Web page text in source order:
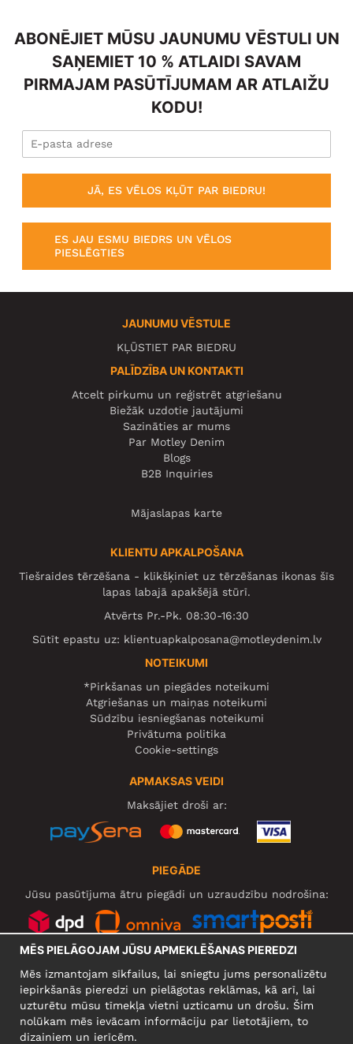
ABONĒJIET MŪSU JAUNUMU VĒSTULI UN
SAŅEMIET 10 % ATLAIDI SAVAM
PIRMAJAM PASŪTĪJUMAM AR ATLAIŽU
KODU!
JĀ, ES VĒLOS KĻŪT PAR BIEDRU!
ES JAU ESMU BIEDRS UN VĒLOS
PIESLĒGTIES
JAUNUMU VĒSTULE
KĻŪSTIET PAR BIEDRU
PALĪDZĪBA UN KONTAKTI
Atcelt pirkumu un reģistrēt atgriešanu
Biežāk uzdotie jautājumi
Sazināties ar mums
Par Motley Denim
Blogs
B2B Inquiries
Mājaslapas karte
KLIENTU APKALPOŠANA
Tiešraides tērzēšana - klikšķiniet uz tērzēšanas ikonas šīs
lapas labajā apakšējā stūrī.
Atvērts Pr.-Pk. 08:30-16:30
Sūtīt epastu uz: klientuapkalposana@motleydenim.lv
NOTEIKUMI
*Pirkšanas un piegādes noteikumi
Atgriešanas un maiņas noteikumi
Sūdzību iesniegšanas noteikumi
Privātuma politika
Cookie-settings
APMAKSAS VEIDI
Maksājiet droši ar:
PIEGĀDE
Jūsu pasūtījuma ātru piegādi un uzraudzību nodrošina:
UZŅĒMUMS
MĒS PIELĀGOJAM JŪSU APMEKLĒŠANAS PIEREDZI
Mēs izmantojam sīkfailus, lai sniegtu jums personalizētu
iepirkšanās pieredzi un pielāgotas reklāmas, kā arī, lai
uzturētu mūsu tīmekļa vietni uzticamu un drošu. Šim
nolūkam mēs ievācam informāciju par lietotājiem, to
dizainiem un ierīcēm.